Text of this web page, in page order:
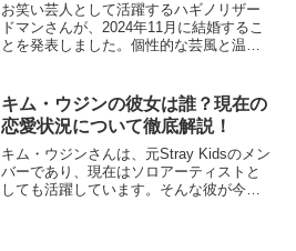
お笑い芸人として活躍するハギノリザー
ドマンさんが、2024年11月に結婚するこ
とを発表しました。個性的な芸風と温か
関係者が祝福の声を送っています。この
記事では、結婚相手...
キム・ウジンの彼女は誰？現在の
恋愛状況について徹底解説！
キム・ウジンさんは、元Stray Kidsのメン
バーであり、現在はソロアーティストと
しても活躍しています。そんな彼が今注